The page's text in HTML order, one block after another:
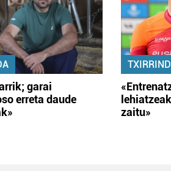
garai
erreta daude
zaitu»